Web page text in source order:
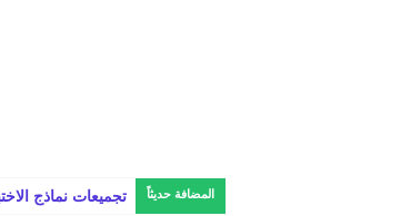
المضافة حديثاً تجميعات نماذج